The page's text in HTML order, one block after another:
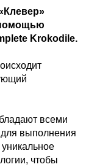
Krokodile.
всеми
выполнения
чтобы